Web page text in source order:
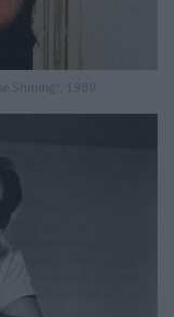
Shining“, 1980